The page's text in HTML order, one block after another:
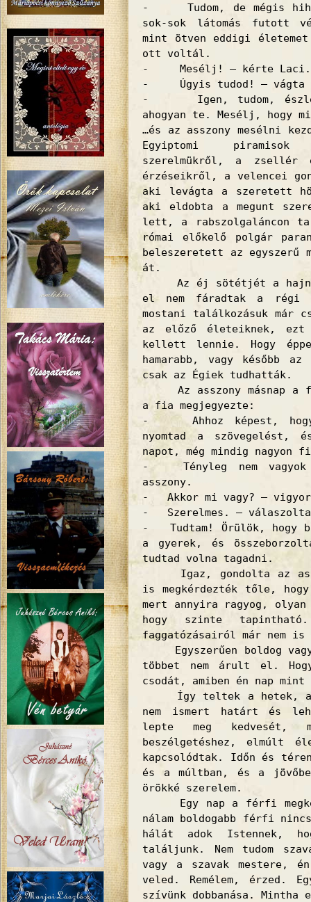
- Tudom, de mégis
sok-sok látomás futott
mint ötven eddigi
ott voltál.
- Mesélj! – kérte Laci.
- Úgyis tudod! – vágta
- Igen, tudom,
ahogyan te. Mesélj, hogy
…és az asszony mesélni
Egyiptomi piramisok
szerelmükről, a zsellér
érzéseikről, a velencei
aki levágta a szeretett
aki eldobta a megunt
lett, a rabszolgaláncon
római előkelő polgár
beleszeretett az egyszerű
át.
Az éj sötétjét a
el nem fáradtak a régi
mostani találkozásuk már
az előző életeiknek,
kellett lennie. Hogy
hamarabb, vagy később
csak az Égiek tudhatták.
Az asszony másnap a
a fia megjegyezte:
- Ahhoz képest, hogy
nyomtad a szövegelést,
napot, még mindig nagyon
- Tényleg nem
asszony.
- Akkor mi vagy? –
- Szerelmes. – válaszolta
- Tudtam! Örülök, hogy
a gyerek, és
tudtad volna tagadni.
Igaz, gondolta az
is megkérdezték tőle,
mert annyira ragyog,
hogy szinte
faggatózásairól már nem is
Egyszerűen boldog
többet nem árult el.
csodát, amiben én nap
Így teltek a hetek, a
nem ismert határt és
lepte meg kedvesét,
beszélgetéshez, elmúlt
kapcsolódtak. Időn és
és a múltban, és a
örökké szerelem.
Egy nap a férfi
nálam boldogabb férfi
hálát adok Istennek,
találjunk. Nem tudom
vagy a szavak mestere,
veled. Remélem, érzed.
szívünk dobbanása. Mintha